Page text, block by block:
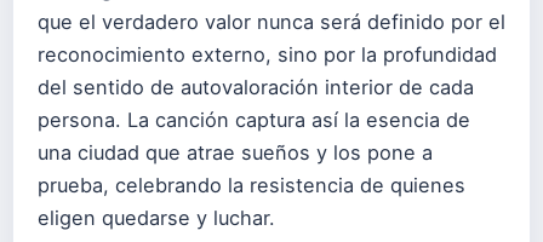
que el verdadero valor nunca será definido por el
reconocimiento externo, sino por la profundidad
del sentido de autovaloración interior de cada
persona. La canción captura así la esencia de
una ciudad que atrae sueños y los pone a
prueba, celebrando la resistencia de quienes
eligen quedarse y luchar.